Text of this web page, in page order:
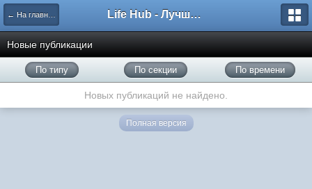
← На главную Life Hub - Лучшие компьютерные игры мира
Новые публикации
По типу По секции По времени
Новых публикаций не найдено.
Полная версия